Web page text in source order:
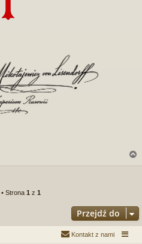
Strona 1z 1
Przejdź do
Kontakt z nami